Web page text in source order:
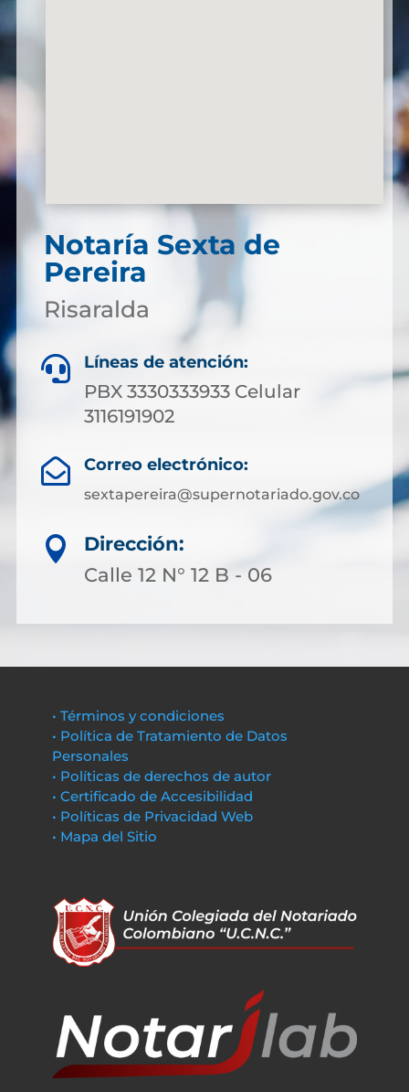
Notaría Sexta de
Pereira
Risaralda
 Líneas de atención:
PBX 3330333933 Celular
3116191902
 Correo electrónico:
sextapereira@supernotariado.gov.co

Dirección:
Calle 12 N° 12 B - 06
• Términos y condiciones
• Política de Tratamiento de Datos
Personales
• Políticas de derechos de autor
• Certificado de Accesibilidad
• Políticas de Privacidad Web
• Mapa del Sitio